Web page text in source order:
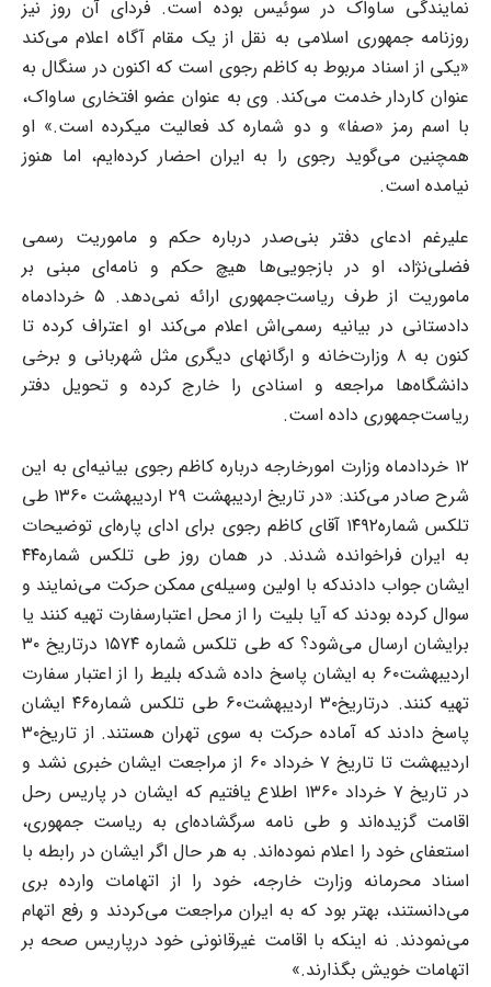
نمایندگی ساواک در سوئیس بوده است. فردای آن روز نیز
روزنامه جمهوری اسلامی به نقل از یک مقام آگاه اعلام می‌کند
«یکی از اسناد مربوط به کاظم رجوی است که اکنون در سنگال به
عنوان کاردار خدمت می‌کند. وی به عنوان عضو افتخاری ساواک،
با اسم رمز «صفا» و دو شماره کد فعالیت میکرده است.» او
همچنین می‌گوید رجوی را به ایران احضار کرده‌ایم، اما هنوز
نیامده است.
علیرغم ادعای دفتر بنی‌صدر درباره حکم و ماموریت رسمی
فضلی‌نژاد، او در بازجویی‌ها هیچ حکم و نامه‌ای مبنی بر
ماموریت از طرف ریاست‌جمهوری ارائه نمی‌دهد. ۵ خردادماه
دادستانی در بیانیه رسمی‌اش اعلام می‌کند او اعتراف کرده تا
کنون به ۸ وزارت‌خانه و ارگانهای دیگری مثل شهربانی و برخی
دانشگاه‌ها مراجعه و اسنادی را خارج کرده و تحویل دفتر
ریاست‌جمهوری داده است.
۱۲ خردادماه وزارت امورخارجه درباره کاظم رجوی بیانیه‌ای به این
شرح صادر می‌کند: «در تاریخ اردیبهشت ۲۹ اردیبهشت ۱۳۶۰ طی
تلکس شماره۱۴۹۲ آقای کاظم رجوی برای ادای پاره‌ای توضیحات
به ایران فراخوانده شدند. در همان روز طی تلکس شماره۴۴
ایشان جواب دادندکه با اولین وسیله‌ی ممکن حرکت می‌نمایند و
سوال کرده بودند که آیا بلیت را از محل اعتبارسفارت تهیه کنند یا
برایشان ارسال می‌شود؟ که طی تلکس شماره ۱۵۷۴ درتاریخ ۳۰
اردیبهشت۶۰ به ایشان پاسخ داده شدکه بلیط را از اعتبار سفارت
تهیه کنند. درتاریخ۳۰ اردیبهشت۶۰ طی تلکس شماره۴۶ ایشان
پاسخ دادند که آماده حرکت به سوی تهران هستند. از تاریخ۳۰
اردیبهشت تا تاریخ ۷ خرداد ۶۰ از مراجعت ایشان خبری نشد و
در تاریخ ۷ خرداد ۱۳۶۰ اطلاع یافتیم که ایشان در پاریس رحل
اقامت گزیده‌اند و طی نامه سرگشاده‌ای به ریاست جمهوری،
استعفای خود را اعلام نموده‌اند. به هر حال اگر ایشان در رابطه با
اسناد محرمانه وزارت خارجه، خود را از اتهامات وارده بری
می‌دانستند، بهتر بود که به ایران مراجعت می‌کردند و رفع اتهام
می‌نمودند. نه اینکه با اقامت غیرقانونی خود درپاریس صحه بر
اتهامات خویش بگذارند.»